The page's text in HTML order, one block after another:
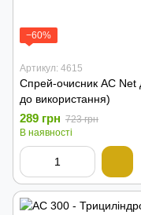
−60%
Артикул: 4615
Спрей-очисник AC Net
до використання)
289 грн 723 грн
В наявності